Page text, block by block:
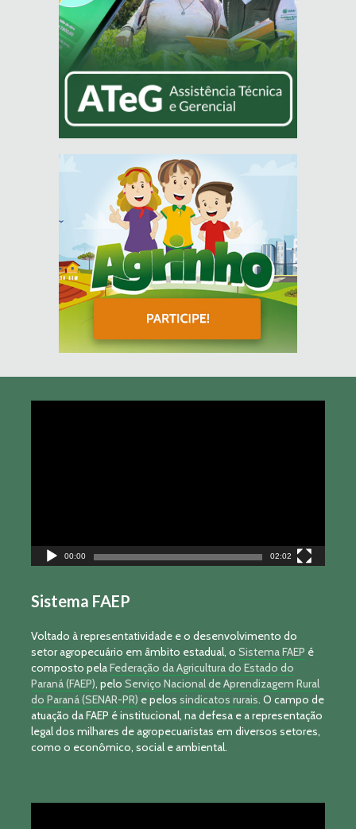
00:00 02:02
Sistema FAEP
Voltado à representatividade e o desenvolvimento do
setor agropecuário em âmbito estadual, o Sistema FAEP é
composto pelaFederação da Agricultura do Estado do
Paraná (FAEP), pelo Serviço Nacional de Aprendizagem Rural
do Paraná (SENAR-PR) e pelos sindicatos rurais. O campo de
atuação da FAEP é institucional, na defesa e a representação
legal dos milhares de agropecuaristas em diversos setores,
como o econômico, social e ambiental.